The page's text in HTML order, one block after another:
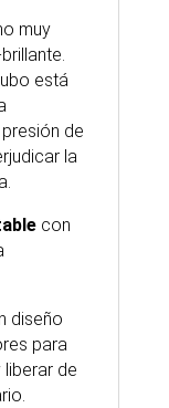
muy
está
de
la
con
diseño
para
de